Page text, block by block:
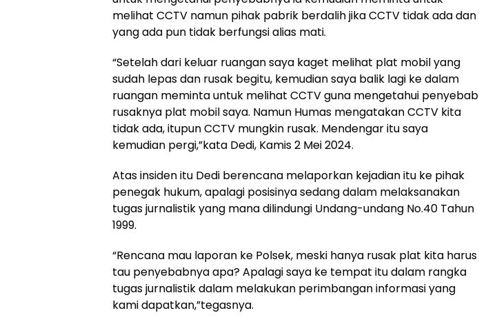
melihat CCTV namun pihak pabrik berdalih jika CCTV tidak ada dan
yang ada pun tidak berfungsi alias mati.
“Setelah dari keluar ruangan saya kaget melihat plat mobil yang
sudah lepas dan rusak begitu, kemudian saya balik lagi ke dalam
ruangan meminta untuk melihat CCTV guna mengetahui penyebab
rusaknya plat mobil saya. Namun Humas mengatakan CCTV kita
tidak ada, itupun CCTV mungkin rusak. Mendengar itu saya
kemudian pergi,”kata Dedi, Kamis 2 Mei 2024.
Atas insiden itu Dedi berencana melaporkan kejadian itu ke pihak
penegak hukum, apalagi posisinya sedang dalam melaksanakan
tugas jurnalistik yang mana dilindungi Undang-undang No.40 Tahun
1999.
“Rencana mau laporan ke Polsek, meski hanya rusak plat kita harus
tau penyebabnya apa? Apalagi saya ke tempat itu dalam rangka
tugas jurnalistik dalam melakukan perimbangan informasi yang
kami dapatkan,”tegasnya.